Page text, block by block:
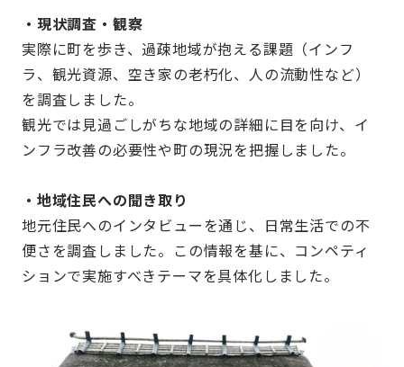
・現状調査・観察
実際に町を歩き、過疎地域が抱える課題（インフ
ラ、観光資源、空き家の老朽化、人の流動性など）
を調査しました。
観光では見過ごしがちな地域の詳細に目を向け、イ
ンフラ改善の必要性や町の現況を把握しました。
・地域住民への聞き取り
地元住民へのインタビューを通じ、日常生活での不
便さを調査しました。この情報を基に、コンペティ
ションで実施すべきテーマを具体化しました。